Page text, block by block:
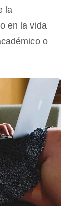
la
en la vida
o